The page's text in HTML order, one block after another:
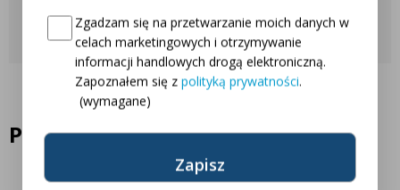
Skontaktuj się z nami
Podobne produkty
Consent (wymagane)
Zgadzam się na przetwarzanie moich danych w
celach marketingowych i otrzymywanie
informacji handlowych drogą elektroniczną.
Zapoznałem się z polityką prywatności.
(wymagane)